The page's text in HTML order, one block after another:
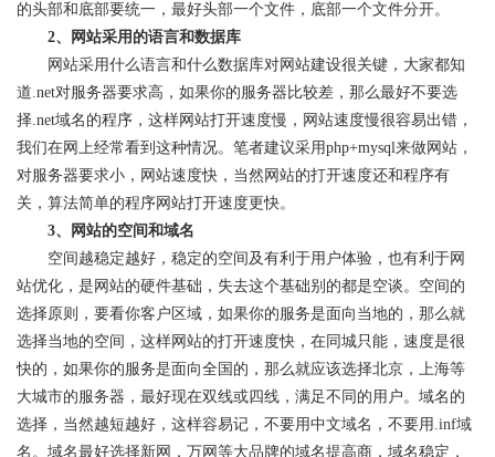
的头部和底部要统一，最好头部一个文件，底部一个文件分开。
2、网站采用的语言和数据库
网站采用什么语言和什么数据库对网站建设很关键，大家都知
道.net对服务器要求高，如果你的服务器比较差，那么最好不要选
择.net域名的程序，这样网站打开速度慢，网站速度慢很容易出错，
我们在网上经常看到这种情况。笔者建议采用php+mysql来做网站，
对服务器要求小，网站速度快，当然网站的打开速度还和程序有
关，算法简单的程序网站打开速度更快。
3、网站的空间和域名
空间越稳定越好，稳定的空间及有利于用户体验，也有利于网
站优化，是网站的硬件基础，失去这个基础别的都是空谈。空间的
选择原则，要看你客户区域，如果你的服务是面向当地的，那么就
选择当地的空间，这样网站的打开速度快，在同城只能，速度是很
快的，如果你的服务是面向全国的，那么就应该选择北京，上海等
大城市的服务器，最好现在双线或四线，满足不同的用户。域名的
选择，当然越短越好，这样容易记，不要用中文域名，不要用.inf域
名。域名最好选择新网，万网等大品牌的域名提高商，域名稳定，